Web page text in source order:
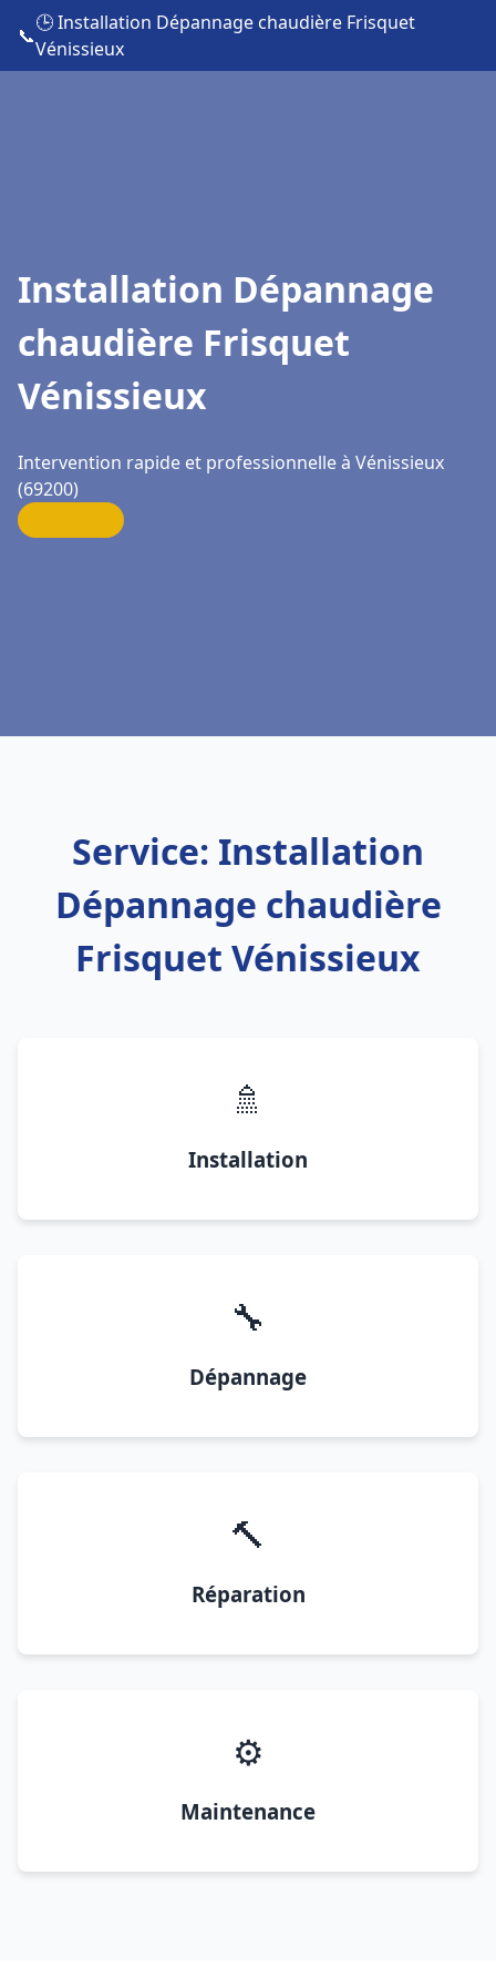
📞
🕒 Installation Dépannage chaudière Frisquet
Vénissieux
Installation Dépannage
chaudière Frisquet
Vénissieux
Intervention rapide et professionnelle à Vénissieux
(69200)
Service: Installation
Dépannage chaudière
Frisquet Vénissieux
🚿
Installation
🔧
Dépannage
🔨
Réparation
⚙️
Maintenance